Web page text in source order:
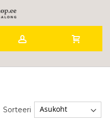
Sorteeri